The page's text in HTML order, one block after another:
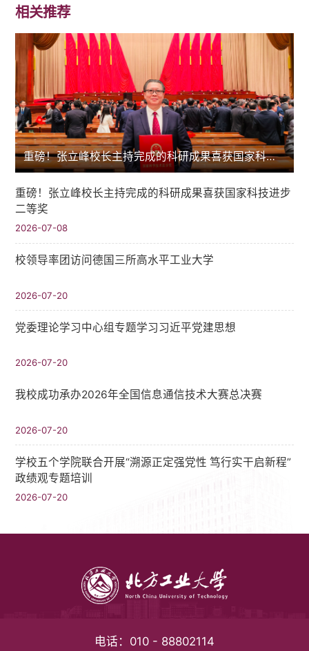
相关推荐
重磅！张立峰校长主持完成的科研成果喜获国家科技进步二等奖
重磅！张立峰校长主持完成的科研成果喜获国家科技进步
二等奖
2026-07-08
校领导率团访问德国三所高水平工业大学
2026-07-20
党委理论学习中心组专题学习习近平党建思想
2026-07-20
我校成功承办2026年全国信息通信技术大赛总决赛
2026-07-20
学校五个学院联合开展“溯源正定强党性 笃行实干启新程”
政绩观专题培训
2026-07-20
电话： 010 - 88802114